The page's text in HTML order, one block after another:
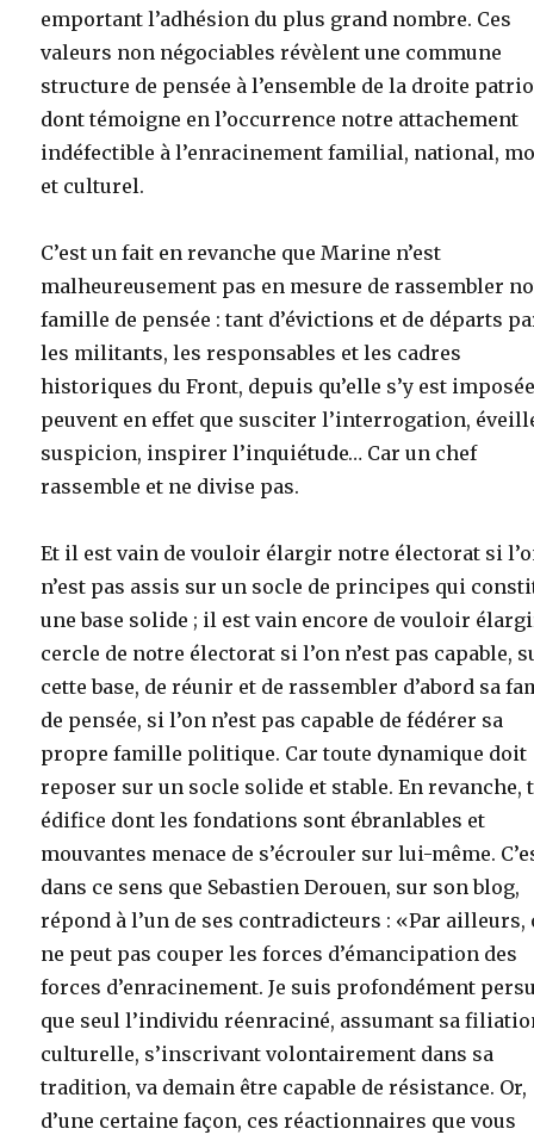
emportant l’adhésion du plus grand nombre. Ces
valeurs non négociables révèlent une commune
structure de pensée à l’ensemble de la droite
dont témoigne en l’occurrence notre attachement
indéfectible à l’enracinement familial, national,
et culturel.
C’est un fait en revanche que Marine n’est
malheureusement pas en mesure de rassembler
famille de pensée : tant d’évictions et de départs
les militants, les responsables et les cadres
historiques du Front, depuis qu’elle s’y est
peuvent en effet que susciter l’interrogation,
suspicion, inspirer l’inquiétude… Car un chef
rassemble et ne divise pas.
Et il est vain de vouloir élargir notre électorat si
n’est pas assis sur un socle de principes qui
une base solide ; il est vain encore de vouloir
cercle de notre électorat si l’on n’est pas capable,
cette base, de réunir et de rassembler d’abord sa
de pensée, si l’on n’est pas capable de fédérer sa
propre famille politique. Car toute dynamique doit
reposer sur un socle solide et stable. En revanche,
édifice dont les fondations sont ébranlables et
mouvantes menace de s’écrouler sur lui-même.
dans ce sens que Sebastien Derouen, sur son blog,
répond à l’un de ses contradicteurs : «Par ailleurs,
ne peut pas couper les forces d’émancipation des
forces d’enracinement. Je suis profondément
que seul l’individu réenraciné, assumant sa
culturelle, s’inscrivant volontairement dans sa
tradition, va demain être capable de résistance. Or,
d’une certaine façon, ces réactionnaires que vous